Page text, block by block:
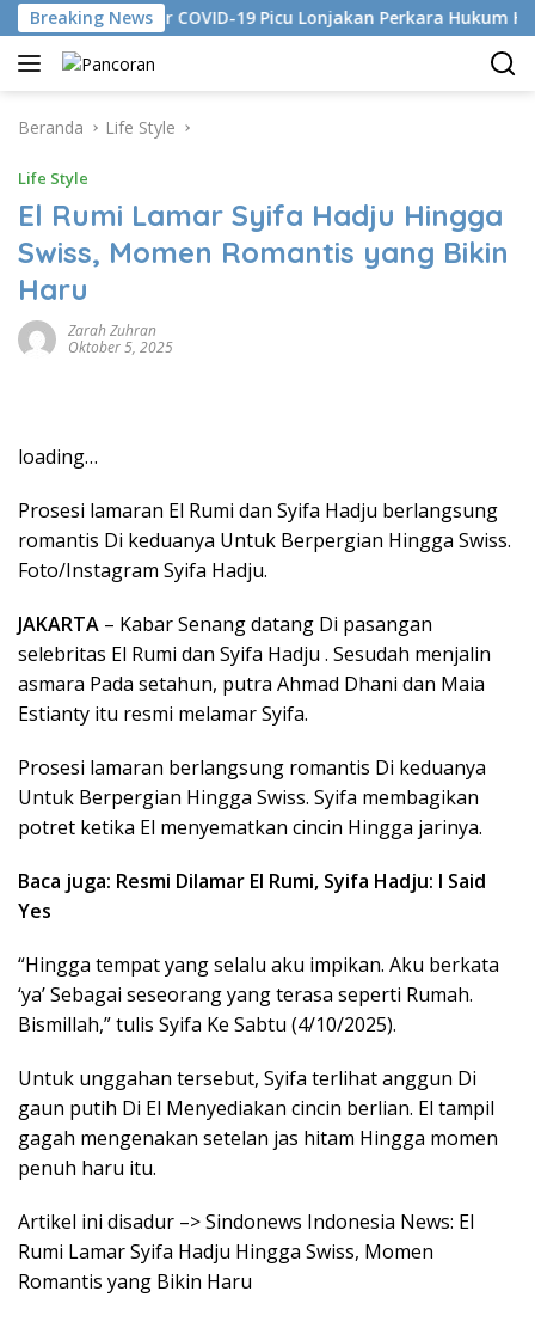
Langsung
ke
konten
Breaking News
Mutakhir COVID-19 Picu Lonjakan Perkara Hukum Hukum
Beranda Life Style
Life Style
El Rumi Lamar Syifa Hadju Hingga
Swiss, Momen Romantis yang Bikin
Haru
Zarah Zuhran
Oktober 5, 2025
loading…
Prosesi lamaran El Rumi dan Syifa Hadju berlangsung
romantis Di keduanya Untuk Berpergian Hingga Swiss.
Foto/Instagram Syifa Hadju.
JAKARTA – Kabar Senang datang Di pasangan
selebritas El Rumi dan Syifa Hadju . Sesudah menjalin
asmara Pada setahun, putra Ahmad Dhani dan Maia
Estianty itu resmi melamar Syifa.
Prosesi lamaran berlangsung romantis Di keduanya
Untuk Berpergian Hingga Swiss. Syifa membagikan
potret ketika El menyematkan cincin Hingga jarinya.
Baca juga: Resmi Dilamar El Rumi, Syifa Hadju: I Said
Yes
“Hingga tempat yang selalu aku impikan. Aku berkata
‘ya’ Sebagai seseorang yang terasa seperti Rumah.
Bismillah,” tulis Syifa Ke Sabtu (4/10/2025).
Untuk unggahan tersebut, Syifa terlihat anggun Di
gaun putih Di El Menyediakan cincin berlian. El tampil
gagah mengenakan setelan jas hitam Hingga momen
penuh haru itu.
Artikel ini disadur –> Sindonews Indonesia News: El
Rumi Lamar Syifa Hadju Hingga Swiss, Momen
Romantis yang Bikin Haru